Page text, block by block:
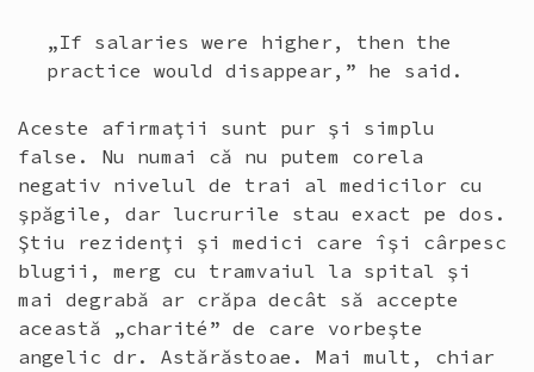
„If salaries were higher, then the
practice would disappear,” he said.
Aceste afirmaţii sunt pur şi simplu
false. Nu numai că nu putem corela
negativ nivelul de trai al medicilor cu
şpăgile, dar lucrurile stau exact pe dos.
Ştiu rezidenţi şi medici care îşi cârpesc
blugii, merg cu tramvaiul la spital şi
mai degrabă ar crăpa decât să accepte
această „charité” de care vorbeşte
angelic dr. Astărăstoae. Mai mult, chiar